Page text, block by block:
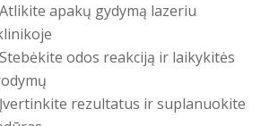
apakų gydymą lazeriu
odos reakciją ir laikykitės
rezultatus ir suplanuokite